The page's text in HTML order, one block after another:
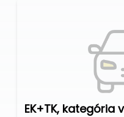
EK+TK, kategória